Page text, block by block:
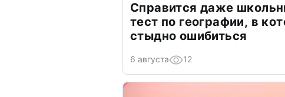
Справится даже
тест по географии, в
стыдно ошибиться
6 августа 12